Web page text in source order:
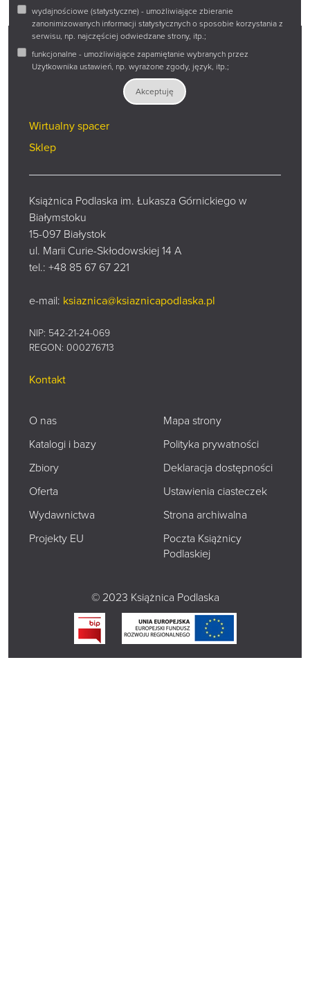
wydajnościowe (statystyczne) - umożliwiające zbieranie
zanonimizowanych informacji statystycznych o sposobie korzystania z
serwisu, np. najczęściej odwiedzane strony, itp.;
funkcjonalne - umożliwiające zapamiętanie wybranych przez
Użytkownika ustawień, np. wyrażone zgody, język, itp.;
Akceptuję
Facebook
TwitterInstagramYouTube
Wirtualny spacer
Sklep
Książnica Podlaska im. Łukasza Górnickiego w
Białymstoku
15-097 Białystok
ul. Marii Curie-Skłodowskiej 14 A
tel.: +48 85 67 67 221
e-mail: ksiaznica@ksiaznicapodlaska.pl
NIP: 542-21-24-069
REGON: 000276713
Kontakt
O nas
Katalogi i bazy
Zbiory
Oferta
Wydawnictwa
Projekty EU
Mapa strony
Polityka prywatności
Deklaracja dostępności
Ustawienia ciasteczek
Strona archiwalna
Poczta Książnicy
Podlaskiej
© 2023 Książnica Podlaska